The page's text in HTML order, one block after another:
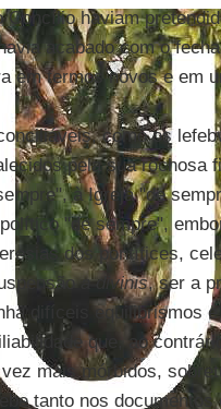
Concílio haviam
acabado com o
em termos novos e em
como os
pela sua rochosa
à Igreja "de
"de sempre",
dos pontífices,
a divinis, ser a
difíceis equilibrismos
que, ao
vez mais mórbidos,
tanto nos